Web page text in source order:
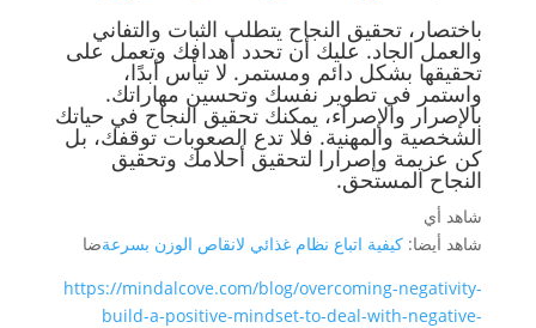
باختصار، تحقيق النجاح يتطلب الثبات والتفاني
والعمل الجاد. عليك أن تحدد أهدافك وتعمل على
تحقيقها بشكل دائم ومستمر. لا تيأس أبدًا،
واستمر في تطوير نفسك وتحسين مهاراتك.
بالإصرار والإصراء، يمكنك تحقيق النجاح في حياتك
الشخصية والمهنية. فلا تدع الصعوبات توقفك، بل
كن عزيمة وإصرارا لتحقيق أحلامك وتحقيق
النجاح المستحق.
شاهد أي
شاهد أيضا: كيفية اتباع نظام غذائي لانقاص الوزن بسرعةضا
https://mindalcove.com/blog/overcoming-negativity-
build-a-positive-mindset-to-deal-with-negative-